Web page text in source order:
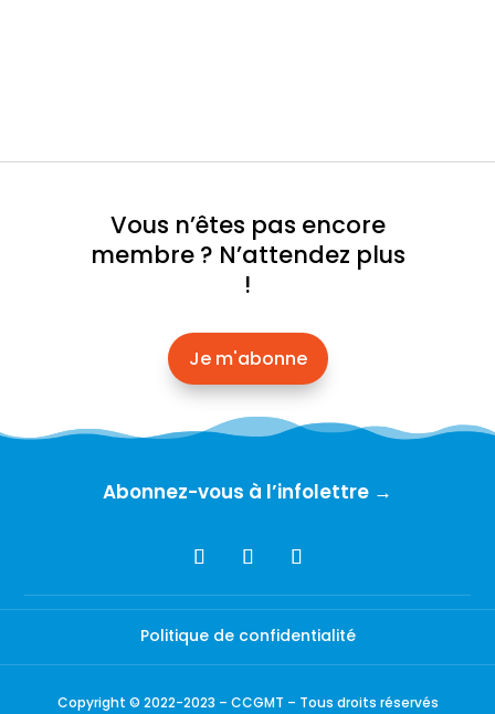
Vous n’êtes pas encore
membre ? N’attendez plus
!
Je m'abonne
Abonnez-vous à l’infolettre →
Politique de confidentialité
Copyright © 2022-2023 – CCGMT – Tous droits réservés